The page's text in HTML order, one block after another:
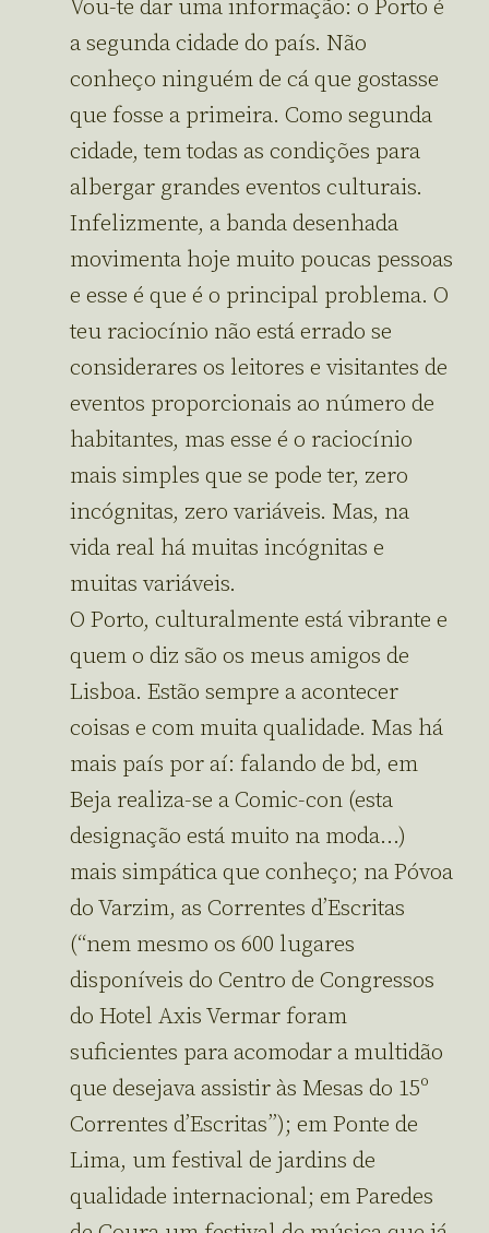
Vou-te dar uma informação: o Porto é
a segunda cidade do país. Não
conheço ninguém de cá que gostasse
que fosse a primeira. Como segunda
cidade, tem todas as condições para
albergar grandes eventos culturais.
Infelizmente, a banda desenhada
movimenta hoje muito poucas pessoas
e esse é que é o principal problema. O
teu raciocínio não está errado se
considerares os leitores e visitantes de
eventos proporcionais ao número de
habitantes, mas esse é o raciocínio
mais simples que se pode ter, zero
incógnitas, zero variáveis. Mas, na
vida real há muitas incógnitas e
muitas variáveis.
O Porto, culturalmente está vibrante e
quem o diz são os meus amigos de
Lisboa. Estão sempre a acontecer
coisas e com muita qualidade. Mas há
mais país por aí: falando de bd, em
Beja realiza-se a Comic-con (esta
designação está muito na moda…)
mais simpática que conheço; na Póvoa
do Varzim, as Correntes d’Escritas
(“nem mesmo os 600 lugares
disponíveis do Centro de Congressos
do Hotel Axis Vermar foram
suficientes para acomodar a multidão
que desejava assistir às Mesas do 15º
Correntes d’Escritas”); em Ponte de
Lima, um festival de jardins de
qualidade internacional; em Paredes